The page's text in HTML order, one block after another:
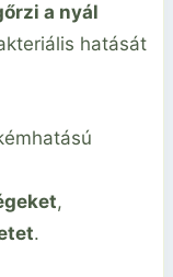
a nyál
hatását
,
.